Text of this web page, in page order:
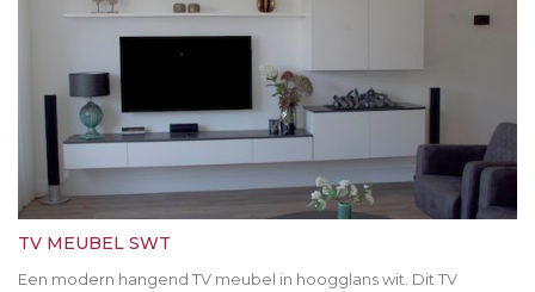
TV MEUBEL SWT
Een modern hangend TV meubel in hoogglans wit. Dit TV